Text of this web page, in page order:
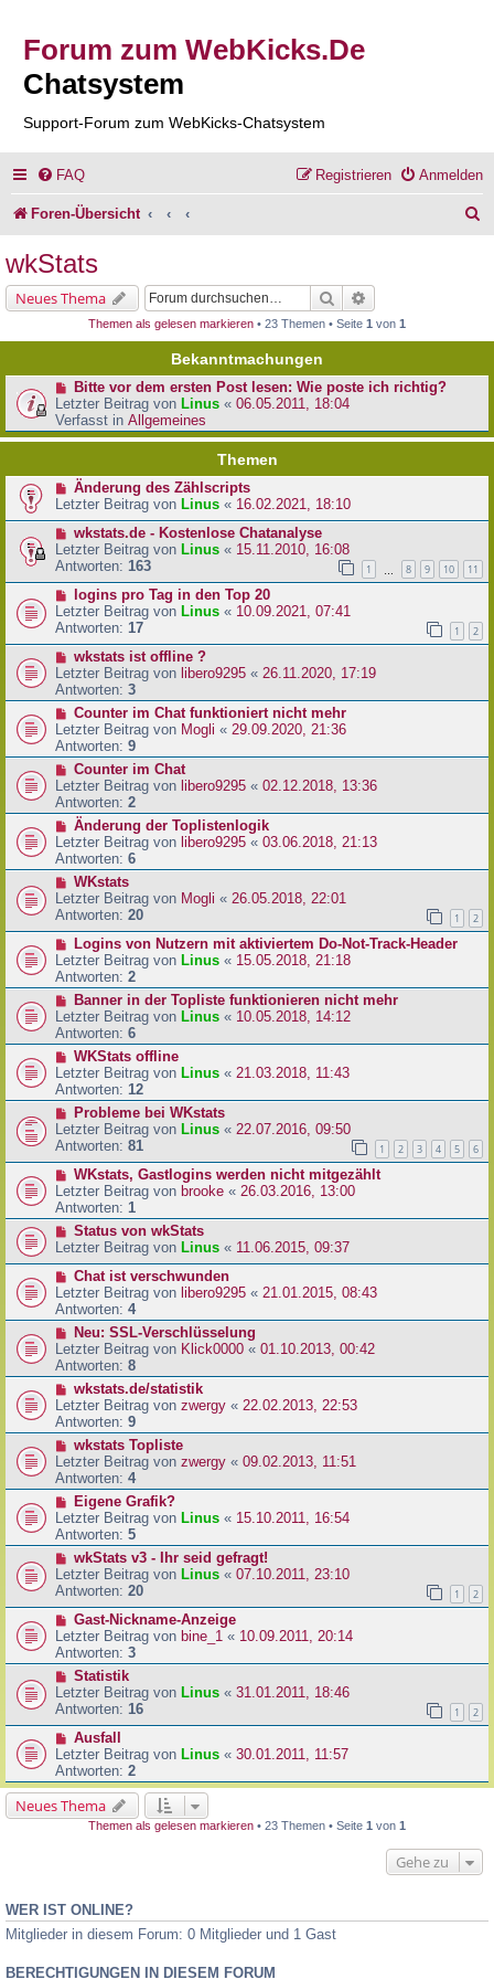
Forum zum WebKicks.De
Chatsystem
Support-Forum zum WebKicks-Chatsystem
FAQ Anmelden
Registrieren
Foren-Übersicht
e
wkStats
Neues Thema Suche
Themen als gelesen markieren • 23 Themen • Seite 1 von 1
Bekanntmachungen
Bitte vor dem ersten Post lesen: Wie poste ich richtig?
Letzter Beitrag von Linus « 06.05.2011, 18:04
Verfasst in Allgemeines
Themen
Änderung des Zählscripts
Letzter Beitrag von Linus « 16.02.2021, 18:10
wkstats.de - Kostenlose Chatanalyse
Letzter Beitrag von Linus « 15.11.2010, 16:08
Antworten: 163 1 8 9 10 11
logins pro Tag in den Top 20
Letzter Beitrag von Linus « 10.09.2021, 07:41
Antworten: 17 1 2
wkstats ist offline ?
Letzter Beitrag von libero9295 « 26.11.2020, 17:19
Antworten: 3
Counter im Chat funktioniert nicht mehr
Letzter Beitrag von Mogli « 29.09.2020, 21:36
Antworten: 9
Counter im Chat
Letzter Beitrag von libero9295 « 02.12.2018, 13:36
Antworten: 2
Änderung der Toplistenlogik
Letzter Beitrag von libero9295 « 03.06.2018, 21:13
Antworten: 6
WKstats
Letzter Beitrag von Mogli « 26.05.2018, 22:01
Antworten: 20 1 2
Logins von Nutzern mit aktiviertem Do-Not-Track-Header
Letzter Beitrag von Linus « 15.05.2018, 21:18
Antworten: 2
Banner in der Topliste funktionieren nicht mehr
Letzter Beitrag von Linus « 10.05.2018, 14:12
Antworten: 6
WKStats offline
Letzter Beitrag von Linus « 21.03.2018, 11:43
Antworten: 12
Probleme bei WKstats
Letzter Beitrag von Linus « 22.07.2016, 09:50
Antworten: 81 1 2 3 4 5 6
WKstats, Gastlogins werden nicht mitgezählt
Letzter Beitrag von brooke « 26.03.2016, 13:00
Antworten: 1
Status von wkStats
Letzter Beitrag von Linus « 11.06.2015, 09:37
Chat ist verschwunden
Letzter Beitrag von libero9295 « 21.01.2015, 08:43
Antworten: 4
Neu: SSL-Verschlüsselung
Letzter Beitrag von Klick0000 « 01.10.2013, 00:42
Antworten: 8
wkstats.de/statistik
Letzter Beitrag von zwergy « 22.02.2013, 22:53
Antworten: 9
wkstats Topliste
Letzter Beitrag von zwergy « 09.02.2013, 11:51
Antworten: 4
Eigene Grafik?
Letzter Beitrag von Linus « 15.10.2011, 16:54
Antworten: 5
wkStats v3 - Ihr seid gefragt!
Letzter Beitrag von Linus « 07.10.2011, 23:10
Antworten: 20 1 2
Gast-Nickname-Anzeige
Letzter Beitrag von bine_1 « 10.09.2011, 20:14
Antworten: 3
Statistik
Letzter Beitrag von Linus « 31.01.2011, 18:46
Antworten: 16 1 2
Ausfall
Letzter Beitrag von Linus « 30.01.2011, 11:57
Antworten: 2
Neues Thema
Themen als gelesen markieren • 23 Themen • Seite 1 von 1
Gehe zu
WER IST ONLINE?
Mitglieder in diesem Forum: 0 Mitglieder und 1 Gast
BERECHTIGUNGEN IN DIESEM FORUM